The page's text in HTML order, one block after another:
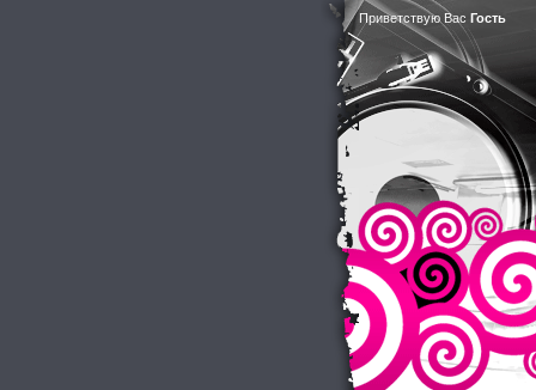
Приветствую Вас Гость